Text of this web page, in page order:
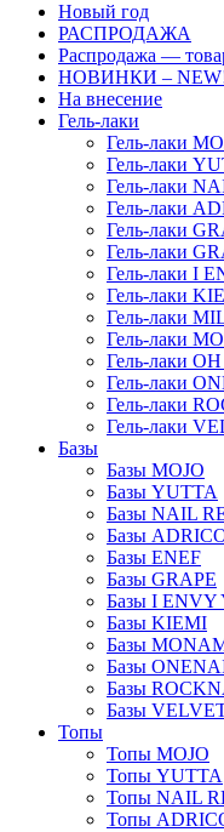
Новый год
РАСПРОДАЖА
Распродажа —
НОВИНКИ –
На внесение
Гель-лаки
Гель-лаки
Гель-лаки
Гель-лаки
Гель-лаки
Гель-лаки
Гель-лаки
Гель-лаки I
Гель-лаки
Гель-лаки
Гель-лаки
Гель-лаки
Гель-лаки
Гель-лаки
Гель-лаки
Базы
Базы MOJO
Базы YUTTA
Базы NAIL
Базы
Базы ENEF
Базы GRAPE
Базы I ENVY
Базы KIEMI
Базы
Базы
Базы
Базы
Топы
Топы MOJO
Топы YUTTA
Топы NAIL
Топы